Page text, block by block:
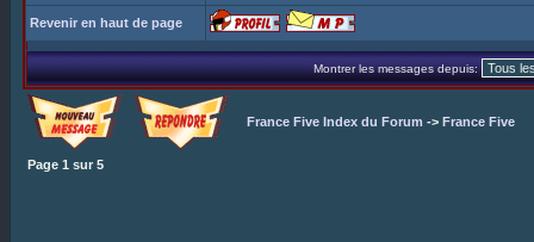
Revenir en haut de page
Montrer les messages depuis:
France Five Index du Forum -> France Five
Page 1 sur 5